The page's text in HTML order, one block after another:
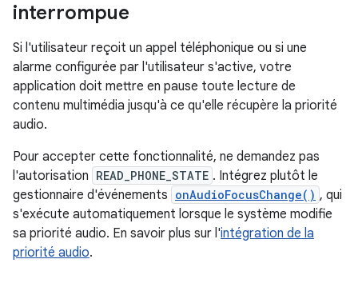
interrompue
Si l'utilisateur reçoit un appel téléphonique ou si une
alarme configurée par l'utilisateur s'active, votre
application doit mettre en pause toute lecture de
contenu multimédia jusqu'à ce qu'elle récupère la priorité
audio.
Pour accepter cette fonctionnalité, ne demandez pas
l'autorisation READ_PHONE_STATE . Intégrez plutôt le
gestionnaire d'événements onAudioFocusChange() , qui
s'exécute automatiquement lorsque le système modifie
sa priorité audio. En savoir plus sur l'intégration de la
priorité audio.